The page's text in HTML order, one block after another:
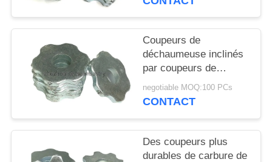
PLAN
SITE
POLITIQUE
EN
MATIÈRE
surface
Coupeurs de
déchaumeuse inclinés
par coupeurs de
carbure de tungstène
de 6 points (CTT) pour
negotiable MOQ:100 PCs
CONTACT
Des coupeurs plus
durables de carbure de